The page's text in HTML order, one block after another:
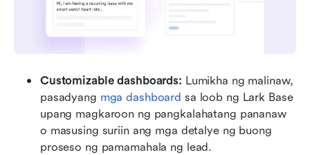
Customizable dashboards: Lumikha ng malinaw,
pasadyang mga dashboard sa loob ng Lark Base
upang magkaroon ng pangkalahatang pananaw
o masusing suriin ang mga detalye ng buong
proseso ng pamamahala ng lead.